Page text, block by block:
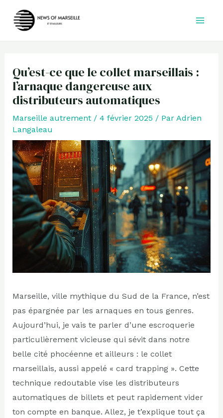
Qu’est-ce que le collet marseillais :
l’arnaque dangereuse aux
distributeurs automatiques
Marseille autrement/ 4 février 2025 / Par Adrien
Langaleau
Marseille, ville mythique du Sud de la France, n’est
pas épargnée par les arnaques en tous genres.
Aujourd’hui, je vais te parler d’une escroquerie
particulièrement vicieuse qui sévit dans notre
belle cité phocéenne et ailleurs : le collet
marseillais, aussi appelé « card trapping ». Cette
technique redoutable vise les distributeurs
automatiques de billets et peut rapidement vider
ton compte en banque. Allez, je t’explique tout ça